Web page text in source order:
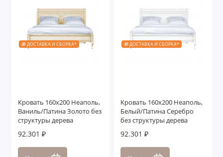
🎁 ДОСТАВКА И СБОРКА*
Кровать 160x200 Неаполь,
Ваниль/Патина Золото без
структуры дерева
92.301 ₽
🎁 ДОСТАВКА И СБОРКА*
Кровать 160x200 Неаполь,
Белый/Патина Серебро
без структуры дерева
92.301 ₽